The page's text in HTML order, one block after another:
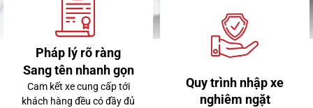
Lexus RX350 Premium 2024
Pháp lý rõ ràng
Sang tên nhanh gọn
Cam kết xe cung cấp tới
khách hàng đều có đầy đủ
Quy trình nhập xe
nghiêm ngặt